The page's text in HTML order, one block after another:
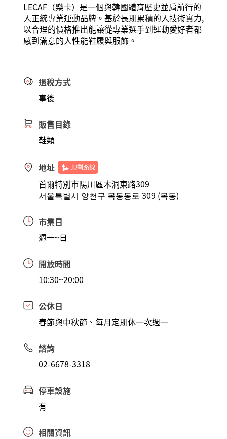
LECAF（樂卡）是一個與韓國體育歷史並肩前行的
人正統專業運動品牌。基於長期累積的人技術實力,
以合理的價格推出能讓從專業選手到運動愛好者都
感到滿意的人性能鞋履與服飾。
退稅方式
事後
販售目錄
鞋類
地址 規劃路線
首爾特別市陽川區木洞東路309
서울특별시 양천구 목동동로 309 (목동)
市集日
週一~日
開放時間
10:30~20:00
公休日
春節與中秋節、每月定期休一次週一
諮詢
02-6678-3318
停車設施
有
相關資訊